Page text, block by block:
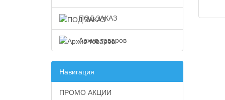
ПОД ЗАКАЗ
Архив товаров
Навигация
ПРОМО АКЦИИ